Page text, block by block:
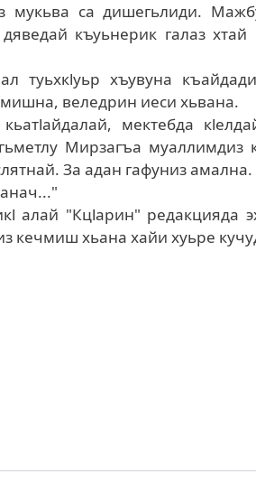
мукьва са дишегьлиди.
къуьнерик галаз хтай
туьхкlуьр хъувуна
веледрин иеси хьвана.
мектебда
Мирзагъа муаллимдиз
За адан гафуниз
алай "Кцlарин" редакцияда
кечмиш хьана хайи хуьре